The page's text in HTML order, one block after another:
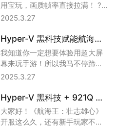
2025.3.27
用宝玩，画质帧率直接拉满！ ?
现在市面上Hyper-V机器越来越
Hyper-V 黑科技赋能航海王！大屏键鼠 + 手柄畅玩，应用宝电脑版丝滑体验拉满！
2025.3.27
我知道你一定想要体验用超大屏
幕来玩手游！所以我马不停蹄地
准备了这份电脑上玩《航海王：
Hyper-V 黑科技 + 921Q 币福利！航海王大屏 120 帧畅玩，应用宝电脑版带你赢麻了！
大家好！《航海王：壮志雄心》
开服这么久，还有新手玩家不知